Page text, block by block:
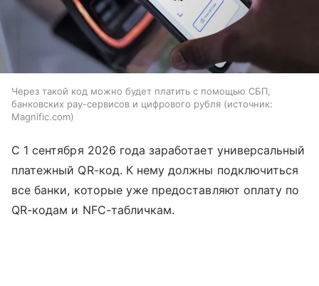
Через такой код можно будет платить с помощью СБП,
банковских pay-сервисов и цифрового рубля
источник:
Magnific.com
С 1 сентября 2026 года заработает универсальный
платежный QR-код. К нему должны подключиться
все банки, которые уже предоставляют оплату по
QR-кодам и NFC-табличкам.